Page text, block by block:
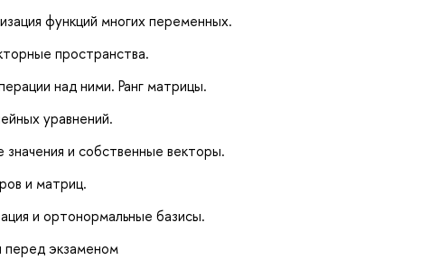
функций многих переменных.
пространства.
над ними. Ранг матрицы.
уравнений.
и собственные векторы.
и матриц.
и ортонормальные базисы.
перед экзаменом